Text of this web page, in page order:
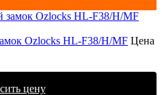
Ozlocks HL-F38/H/MF Цена
цену